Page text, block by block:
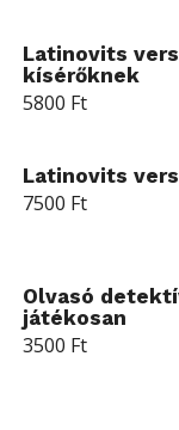
Latinovits
kísérőknek
5800 Ft
Latinovits
7500 Ft
Olvasó
játékosan
3500 Ft